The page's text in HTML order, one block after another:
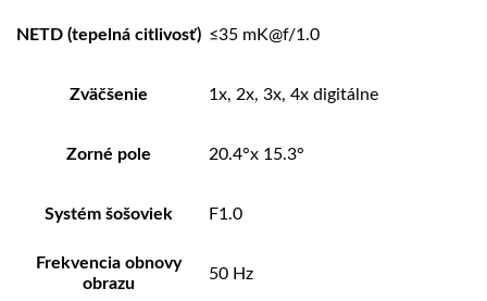
NETD (tepelná citlivosť) ≤35 mK@f/1.0
Zväčšenie 1x, 2x, 3x, 4x digitálne
Zorné pole 20.4°x 15.3°
Systém šošoviek F1.0
Frekvencia obnovy
obrazu
50 Hz